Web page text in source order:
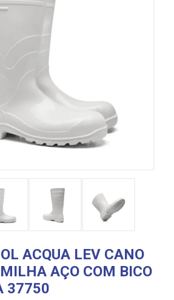
ACQUA LEV CANO
AÇO COM BICO
37750